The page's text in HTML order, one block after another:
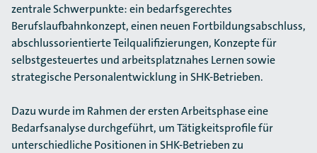
zentrale Schwerpunkte: ein bedarfsgerechtes
Berufslaufbahnkonzept, einen neuen Fortbildungsabschluss,
abschlussorientierte Teilqualifizierungen, Konzepte für
selbstgesteuertes und arbeitsplatznahes Lernen sowie
strategische Personalentwicklung in SHK-Betrieben.
Dazu wurde im Rahmen der ersten Arbeitsphase eine
Bedarfsanalyse durchgeführt, um Tätigkeitsprofile für
unterschiedliche Positionen in SHK-Betrieben zu